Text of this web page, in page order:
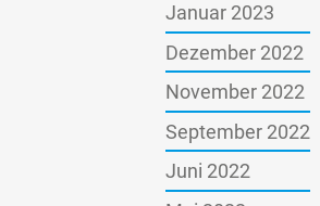
Januar 2023
Dezember 2022
November 2022
September 2022
Juni 2022